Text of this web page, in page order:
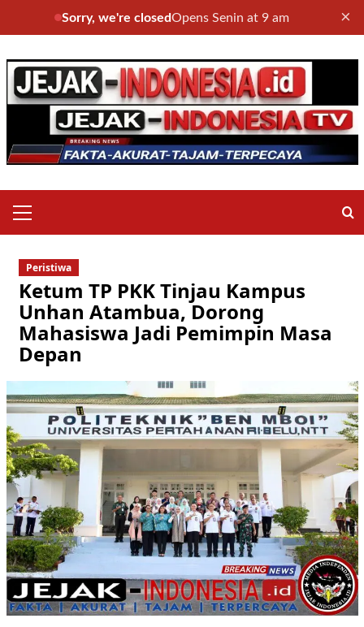
Sorry, we're closedOpens Senin at 9 am ×
to
content
Menu
Peristiwa
Ketum TP PKK Tinjau Kampus
Unhan Atambua, Dorong
Mahasiswa Jadi Pemimpin Masa
Depan